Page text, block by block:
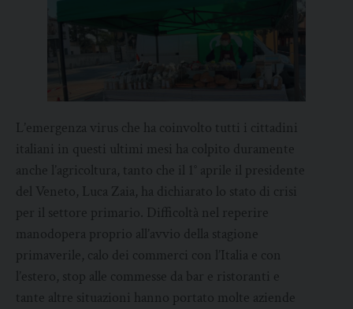
L’emergenza virus che ha coinvolto tutti i cittadini
italiani in questi ultimi mesi ha colpito duramente
anche l’agricoltura, tanto che il 1° aprile il presidente
del Veneto, Luca Zaia, ha dichiarato lo stato di crisi
per il settore primario. Difficoltà nel reperire
manodopera proprio all’avvio della stagione
primaverile, calo dei commerci con l’Italia e con
l’estero, stop alle commesse da bar e ristoranti e
tante altre situazioni hanno portato molte aziende